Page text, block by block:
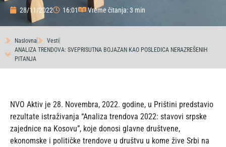
28/11/2022 16:01 Vreme čitanja: 3 min
Naslovna
Vesti
ANALIZA TRENDOVA: SVEPRISUTNA BOJAZAN KAO POSLEDICA NERAZREŠENIH
PITANJA
NVO Aktiv je 28. Novembra, 2022. godine, u Prištini predstavio
rezultate istraživanja “Analiza trendova 2022: stavovi srpske
zajednice na Kosovu”, koje donosi glavne društvene,
ekonomske i političke trendove u društvu u kome žive Srbi na